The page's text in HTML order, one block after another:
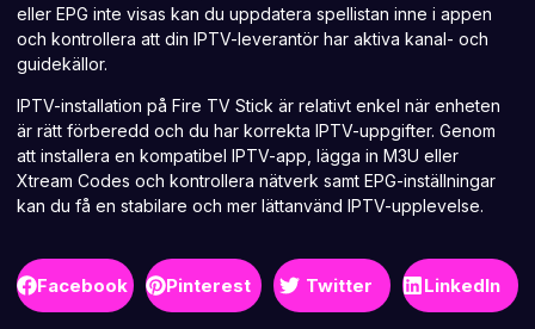
eller EPG inte visas kan du uppdatera spellistan inne i appen
och kontrollera att din IPTV-leverantör har aktiva kanal- och
guidekällor.
IPTV-installation på Fire TV Stick är relativt enkel när enheten
är rätt förberedd och du har korrekta IPTV-uppgifter. Genom
att installera en kompatibel IPTV-app, lägga in M3U eller
Xtream Codes och kontrollera nätverk samt EPG-inställningar
kan du få en stabilare och mer lättanvänd IPTV-upplevelse.
Facebook Pinterest Twitter LinkedIn